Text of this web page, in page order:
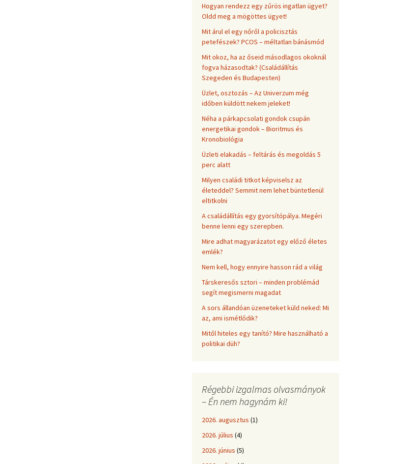
Hogyan rendezz egy zűrös ingatlan ügyet?
Oldd meg a mögöttes ügyet!
Mit árul el egy nőről a policisztás
petefészek? PCOS – méltatlan bánásmód
Mit okoz, ha az őseid másodlagos okoknál
fogva házasodtak? (Családállítás
Szegeden és Budapesten)
Üzlet, osztozás – Az Univerzum még
időben küldött nekem jeleket!
Néha a párkapcsolati gondok csupán
energetikai gondok – Bioritmus és
Kronobiológia
Üzleti elakadás – feltárás és megoldás 5
perc alatt
Milyen családi titkot képviselsz az
életeddel? Semmit nem lehet büntetlenül
eltitkolni
A családállítás egy gyorsítópálya. Megéri
benne lenni egy szerepben.
Mire adhat magyarázatot egy előző életes
emlék?
Nem kell, hogy ennyire hasson rád a világ
Társkeresős sztori – minden problémád
segít megismerni magadat
A sors állandóan üzeneteket küld neked: Mi
az, ami ismétlődik?
Mitől hiteles egy tanító? Mire használható a
politikai düh?
Régebbi izgalmas olvasmányok
– Én nem hagynám ki!
2026. augusztus (1)
2026. július (4)
2026. június (5)